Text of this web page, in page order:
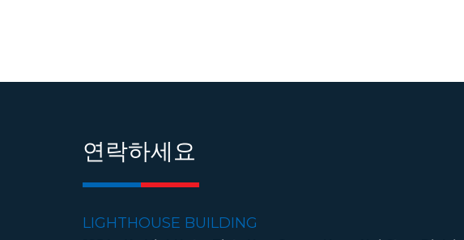
연락하세요
LIGHTHOUSE BUILDING